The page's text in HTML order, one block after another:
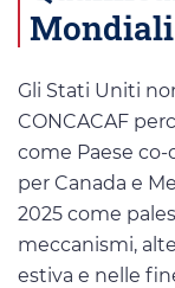
Gli Stati Uniti
CONCACAF
come Paese
per Canada e
2025 come
meccanismi,
estiva e nelle